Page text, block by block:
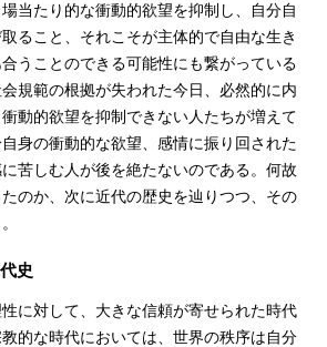
当たり的な衝動的欲望を抑制し、自分自
ること、それこそが主体的で自由な生き
うことのできる可能性にも繋がっている
規範の根拠が失われた今日、必然的に内
動的欲望を抑制できない人たちが増えて
身の衝動的な欲望、感情に振り回された
苦しむ人が後を絶たないのである。何故
のか、次に近代の歴史を辿りつつ、その
史
に対して、大きな信頼が寄せられた時代
的な時代においては、世界の秩序は自分